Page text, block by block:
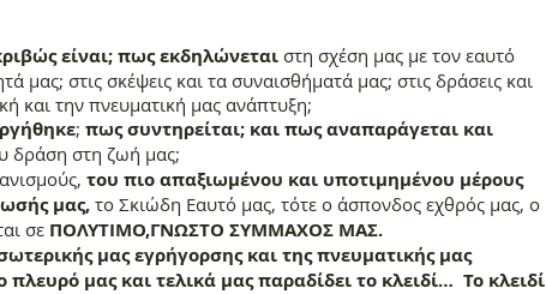
είναι;πως εκδηλώνεται στη σχέση μας με τον εαυτό
μας; στις σκέψεις και τα συναισθήματά μας; στις δράσεις και
και την πνευματική μας ανάπτυξη;
; πως συντηρείται; και πως αναπαράγεται και
δράση στη ζωή μας;
του πιο απαξιωμένου και υποτιμημένου μέρους
μας,το Σκιώδη Εαυτό μας, τότε ο άσπονδος εχθρός μας, ο
σε ΠΟΛΥΤΙΜΟ,ΓΝΩΣΤΟ ΣΥΜΜΑΧΟΣ ΜΑΣ.
μας εγρήγορσης και της πνευματικής μας
μας και τελικά μας παραδίδει το κλειδί… Το κλειδί